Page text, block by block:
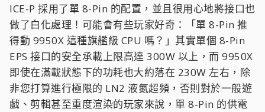
ICE-P 採用了單 8-Pin 的配置，並且很用心地將接口也
做了白化處理！可能會有些玩家好奇：「單 8-Pin 推
得動 9950X 這種旗艦級 CPU 嗎？」其實單個 8-Pin
EPS 接口的安全承載上限高達 300W 以上，而 9950X
即使在滿載狀態下的功耗也大約落在 230W 左右，除
非您打算進行極限的 LN2 液氮超頻，否則對於一般遊
戲、剪輯甚至重度渲染的玩家來說，單 8-Pin 的供電